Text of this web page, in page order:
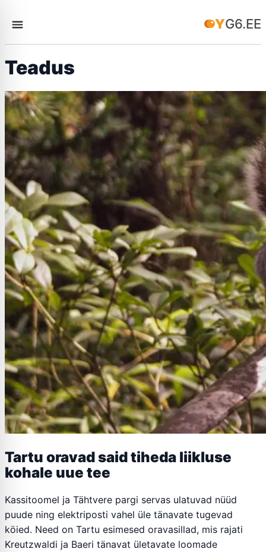
YG6.EE
Teadus
Tartu oravad said tiheda liikluse
kohale uue tee
Kassitoomel ja Tähtvere pargi servas ulatuvad nüüd
puude ning elektriposti vahel üle tänavate tugevad
köied. Need on Tartu esimesed oravasillad, mis rajati
Kreutzwaldi ja Baeri tänavat ületavate loomade